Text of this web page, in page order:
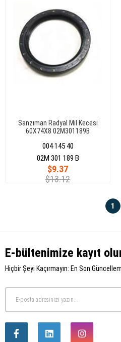
Sanzıman Radyal Mil Kecesi
60X74X8 02M301189B
004 145 40
$9.37
$13.12
02M 301 189 B
1
E-bültenimize kayıt
Hiçbir Şeyi Kaçırmayın: En Son